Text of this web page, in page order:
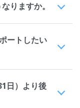
りますか。
ートしたい
日）より後